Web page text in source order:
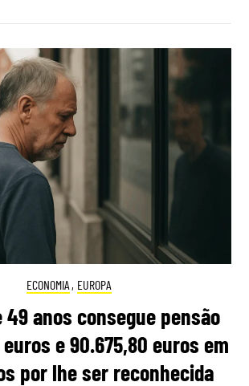
ECONOMIA , EUROPA
49 anos consegue pensão
euros e 90.675,80 euros em
por lhe ser reconhecida